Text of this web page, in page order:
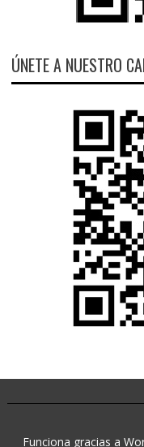
ÚNETE A NUESTRO
Funciona gracias a